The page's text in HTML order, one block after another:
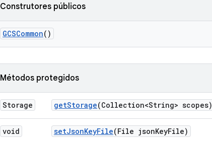
Construtores públicos
GCSCommon()
Métodos protegidos
Storage getStorage(Collection<String> scopes)
void setJsonKeyFile(File jsonKeyFile)